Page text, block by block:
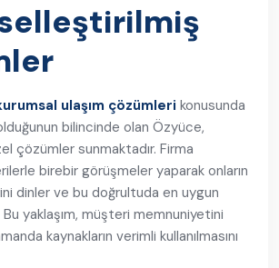
ulaşım çözümleri konusunda
bilincinde olan Özyüce,
çözümler sunmaktadır. Firma
birebir görüşmeler yaparak onların
dinler ve bu doğrultuda en uygun
yaklaşım, müşteri memnuniyetini
kaynakların verimli kullanılmasını